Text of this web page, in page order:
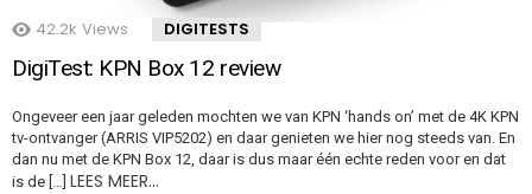
42.2k Views DIGITESTS
DigiTest: KPN Box 12 review
Ongeveer een jaar geleden mochten we van KPN ‘hands on’ met de 4K KPN
tv-ontvanger (ARRIS VIP5202) en daar genieten we hier nog steeds van. En
dan nu met de KPN Box 12, daar is dus maar één echte reden voor en dat
is de […] LEES MEER…